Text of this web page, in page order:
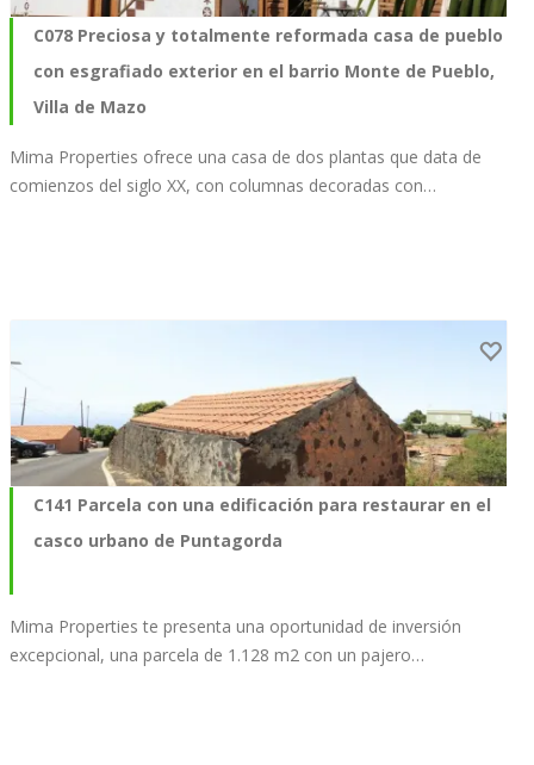
C078 Preciosa y totalmente reformada casa de pueblo
con esgrafiado exterior en el barrio Monte de Pueblo,
Villa de Mazo
Mima Properties ofrece una casa de dos plantas que data de
comienzos del siglo XX, con columnas decoradas con…
C141 Parcela con una edificación para restaurar en el
casco urbano de Puntagorda
Mima Properties te presenta una oportunidad de inversión
excepcional, una parcela de 1.128 m2 con un pajero…